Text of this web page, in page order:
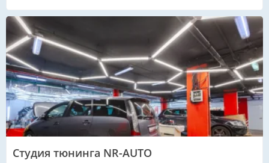
Студия тюнинга NR-AUTO